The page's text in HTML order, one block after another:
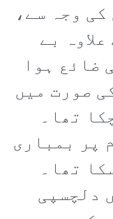
وجہ سے،
بے
ضائع ہوا
صورت میں
تھا۔
پر بمباری
تھا۔
دلچسپی